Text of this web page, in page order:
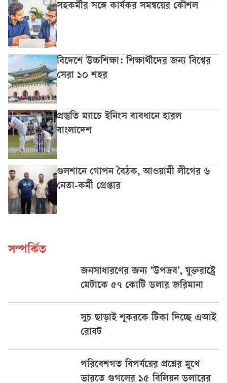
সহকর্মীর সঙ্গে কার্যকর সমন্বয়ের কৌশল
বিদেশে উচ্চশিক্ষা: শিক্ষার্থীদের জন্য বিশ্বের
সেরা ১০ শহর
প্রস্তুতি ম্যাচে ইনিংস ব্যবধানে হারল
বাংলাদেশ
গুলশানে গোপন বৈঠক, আওয়ামী লীগের ৬
নেতা-কর্মী গ্রেপ্তার
সম্পর্কিত
জনসাধারণের জন্য ‘উপদ্রব’, যুক্তরাষ্ট্রে
মেটাকে ৫৭ কোটি ডলার জরিমানা
সুচ ছাড়াই শূকরকে টিকা দিচ্ছে এআই
রোবট
পরিবেশগত বিপর্যয়ের প্রশ্নের মুখে
ভারতে গুগলের ১৫ বিলিয়ন ডলারের